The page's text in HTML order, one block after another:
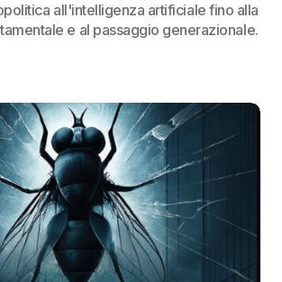
all'intelligenza artificiale fino alla
e al passaggio generazionale.